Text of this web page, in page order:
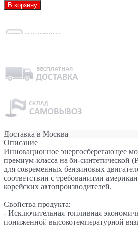
В корзину
Доставка в Москва
Описание
Инновационное энергосберегающее
премиум-класса на би-синтетической
для современных бензиновых
соответствии с требованиями
корейских автопроизводителей.
Свойства продукта:
- Исключительная топливная
пониженной выcокотемпературной